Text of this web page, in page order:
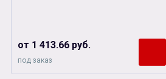
от 1 413.66 руб.
под заказ